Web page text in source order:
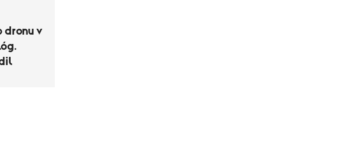
dronu v